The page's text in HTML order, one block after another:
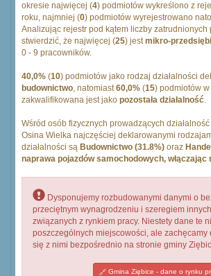
okresie najwięcej (4) podmiotów wykreślono z
roku, najmniej (0) podmiotów wyrejestrowano
Analizując rejestr pod kątem liczby zatrudnionych
stwierdzić, że najwięcej (25) jestmikro-
0 - 9 pracowników.
40,0% (10) podmiotów jako rodzaj działalności
budownictwo, natomiast60,0% (15) podmiotów
zakwalifikowana jest jako pozostała działalność.
Wśród osób fizycznych prowadzących
Osina Wielka najczęściej deklarowanymi
działalności są Budownictwo (31.8%) oraz
naprawa pojazdów samochodowych, włączając
Dysponujemy rozbudowanymi danymi o
przeciętnym wynagrodzeniu i szeregiem
związanych z rynkiem pracy. Niestety dane te
poszczególnych miejscowości, ale zachęcamy
się z nimi bezpośrednio na stronie gminy
Gmina Ziębice - dane o rynku